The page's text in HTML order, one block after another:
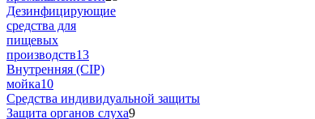
Дезинфицирующие
средства для
пищевых
производств13
Внутренняя (CIP)
мойка10
Средства индивидуальной защиты
Защита органов слуха9